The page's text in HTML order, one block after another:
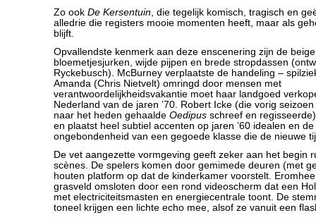
Zo ook De Kersentuin, die tegelijk komisch, tragisch en
alledrie die registers mooie momenten heeft, maar als
blijft.
Opvallendste kenmerk aan deze enscenering zijn de
bloemetjesjurken, wijde pijpen en brede stropdassen
Ryckebusch). McBurney verplaatste de handeling –
Amanda (Chris Nietvelt) omringd door mensen met
verantwoordelijkheidsvakantie moet haar landgoed
Nederland van de jaren ’70. Robert Icke (die vorig
naar het heden gehaalde Oedipus schreef en
en plaatst heel subtiel accenten op jaren ’60 idealen en
ongebondenheid van een gegoede klasse die de nieuwe
De vet aangezette vormgeving geeft zeker aan het begin
scènes. De spelers komen door gemimede deuren (met
houten platform op dat de kinderkamer voorstelt.
grasveld omsloten door een rond videoscherm dat een
met electriciteitsmasten en energiecentrale toont. De
toneel krijgen een lichte echo mee, alsof ze vanuit een